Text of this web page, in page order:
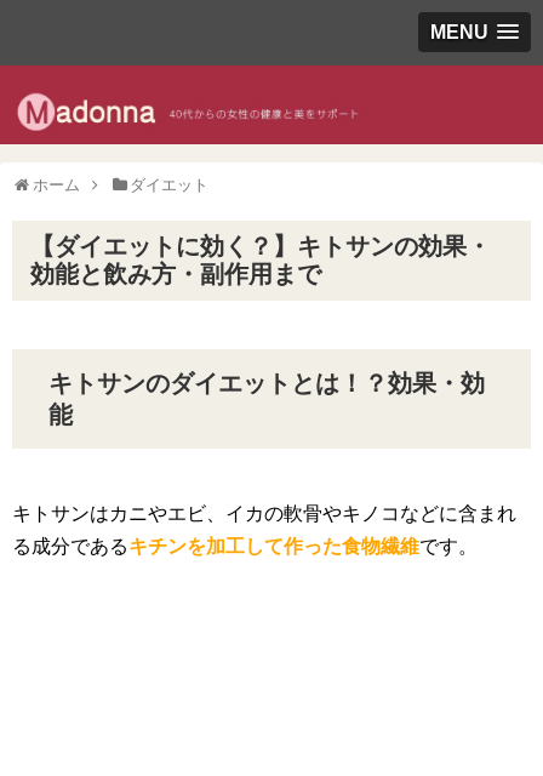
MENU
ホーム ダイエット
【ダイエットに効く？】キトサンの効果・
効能と飲み方・副作用まで
キトサンのダイエットとは！？効果・効
能
キトサンはカニやエビ、イカの軟骨やキノコなどに含まれ
る成分であるキチンを加工して作った食物繊維です。